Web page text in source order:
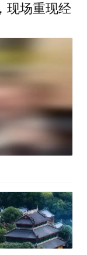
现场重现经